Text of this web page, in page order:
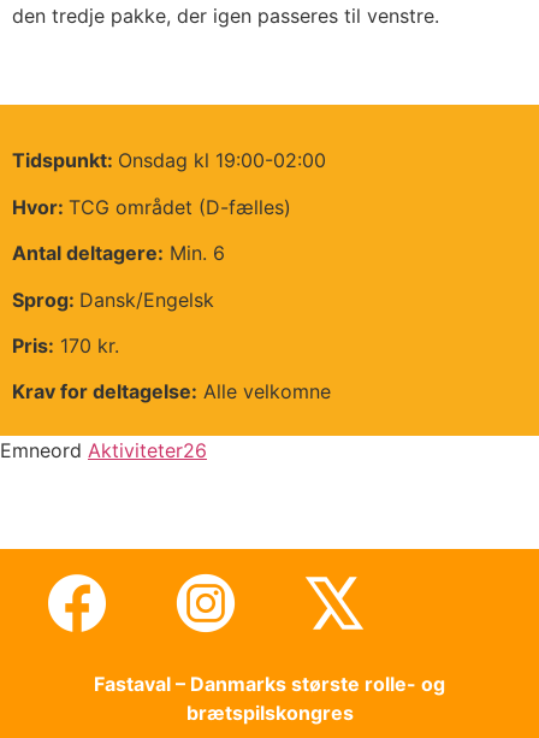
den tredje pakke, der igen passeres til venstre.
Tidspunkt: Onsdag kl 19:00-02:00
Hvor: TCG området (D-fælles)
Antal deltagere: Min. 6
Sprog: Dansk/Engelsk
Pris: 170 kr.
Krav for deltagelse: Alle velkomne
Emneord Aktiviteter26
Fastaval – Danmarks største rolle- og
brætspilskongres